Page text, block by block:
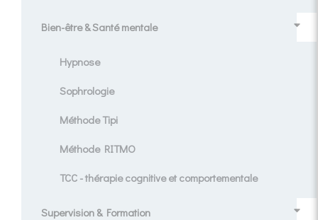
Bien-être & Santé mentale
Hypnose
Sophrologie
Méthode Tipi
Méthode RITMO
TCC - thérapie cognitive et comportementale
Supervision & Formation